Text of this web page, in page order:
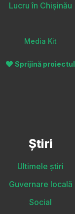
Lucru în Chișinău
Media Kit
Sprijină proiectul
Știri
Ultimele știri
Guvernare locală
Social